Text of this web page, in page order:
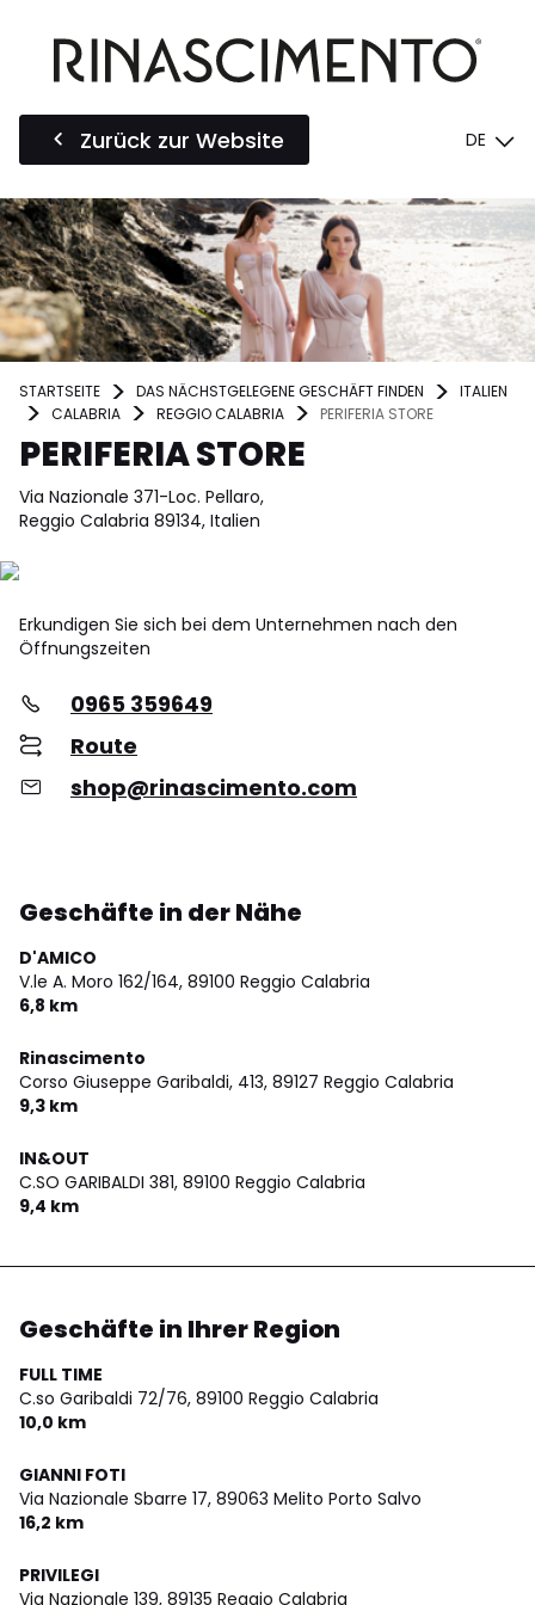
Zurück zur Website DE
STARTSEITE DAS NÄCHSTGELEGENE GESCHÄFT FINDEN
ITALIEN
CALABRIA
REGGIO CALABRIA PERIFERIA STORE
PERIFERIA STORE
Via Nazionale 371-Loc. Pellaro,
Reggio Calabria 89134, Italien
Erkundigen Sie sich bei dem Unternehmen nach den
Öffnungszeiten
0965 359649
Route
shop@rinascimento.com
Geschäfte in der Nähe
D'AMICO
V.le A. Moro 162/164, 89100 Reggio Calabria
6,8 km
Rinascimento
Corso Giuseppe Garibaldi, 413, 89127 Reggio Calabria
9,3 km
IN&OUT
C.SO GARIBALDI 381, 89100 Reggio Calabria
9,4 km
Geschäfte in Ihrer Region
FULL TIME
C.so Garibaldi 72/76, 89100 Reggio Calabria
10,0 km
GIANNI FOTI
Via Nazionale Sbarre 17, 89063 Melito Porto Salvo
16,2 km
PRIVILEGI
Via Nazionale 139, 89135 Reggio Calabria